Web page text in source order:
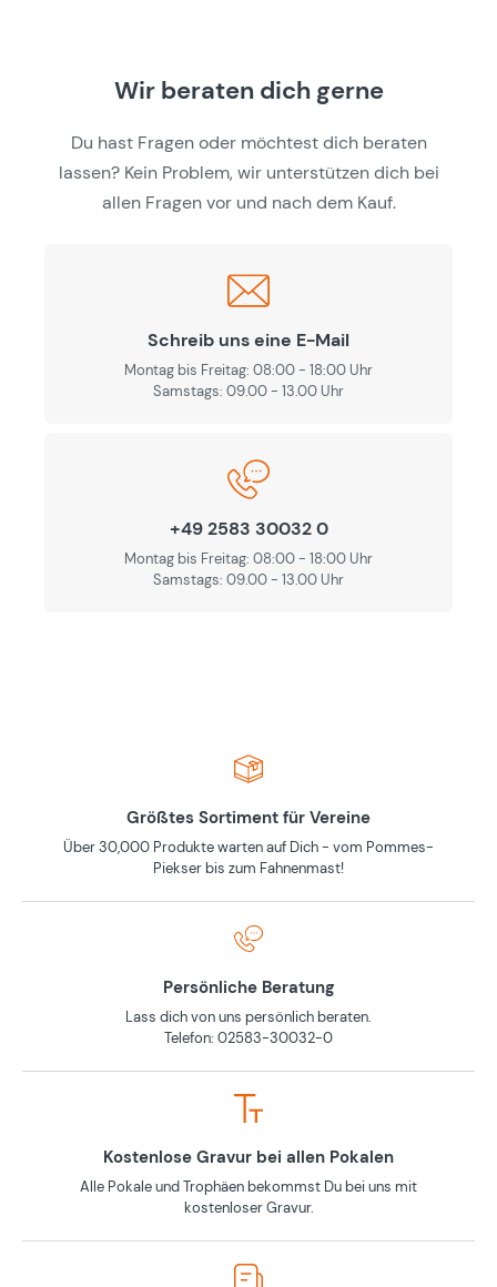
Wir beraten dich gerne
Du hast Fragen oder möchtest dich beraten
lassen? Kein Problem, wir unterstützen dich bei
allen Fragen vor und nach dem Kauf.
Schreib uns eine E-Mail
Montag bis Freitag: 08:00 - 18:00 Uhr
Samstags: 09.00 - 13.00 Uhr
+49 2583 30032 0
Montag bis Freitag: 08:00 - 18:00 Uhr
Samstags: 09.00 - 13.00 Uhr
Größtes Sortiment für Vereine
Über 30,000 Produkte warten auf Dich - vom Pommes-
Piekser bis zum Fahnenmast!
Persönliche Beratung
Lass dich von uns persönlich beraten.
Telefon: 02583-30032-0
Kostenlose Gravur bei allen Pokalen
Alle Pokale und Trophäen bekommst Du bei uns mit
kostenloser Gravur.